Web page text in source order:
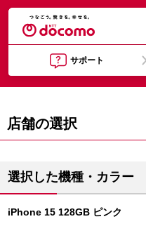
サポート
店舗の選択
選択した機種・カラー
iPhone 15 128GB ピンク